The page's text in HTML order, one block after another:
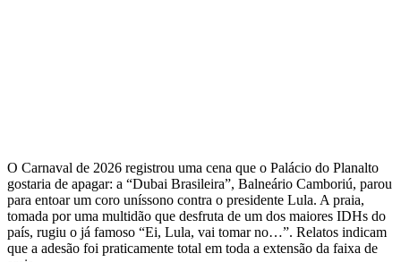
O Carnaval de 2026 registrou uma cena que o Palácio do Planalto
gostaria de apagar: a “Dubai Brasileira”, Balneário Camboriú, parou
para entoar um coro uníssono contra o presidente Lula. A praia,
tomada por uma multidão que desfruta de um dos maiores IDHs do
país, rugiu o já famoso “Ei, Lula, vai tomar no…”. Relatos indicam
que a adesão foi praticamente total em toda a extensão da faixa de